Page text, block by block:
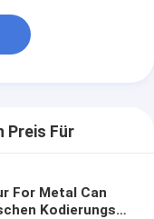
Preis Für
For Metal Can
Kodierungs-